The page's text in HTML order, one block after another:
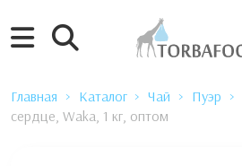
Главная Каталог Чай Пуэр
сердце, Waka, 1 кг, оптом